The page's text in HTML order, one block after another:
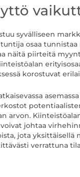
syvälliseen
osaa
näitä piirteitä
korostuvat
arvon.
johtaa
jota yksittäisellä
verrattuna